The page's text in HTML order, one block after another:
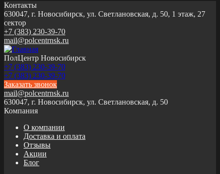
Контакты
630047, г. Новосибирск, ул. Светлановская, д. 50, 1 этаж, 27
сектор
+7 (383) 230-39-70
mail@polcentrnsk.ru
ПолЦентр Новосибирск
+7 (383) 230-39-70
+7 (383) 230-39-70
Заказать звонок
mail@polcentrnsk.ru
630047, г. Новосибирск, ул. Светлановская, д. 50
Компания
О компании
Доставка и оплата
Отзывы
Акции
Блог